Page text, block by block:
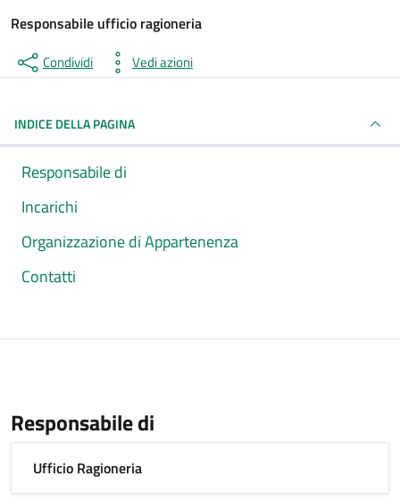
Responsabile ufficio ragioneria
Condividi Vedi azioni
INDICE DELLA PAGINA
Responsabile di
Incarichi
Organizzazione di Appartenenza
Contatti
Responsabile di
Ufficio Ragioneria